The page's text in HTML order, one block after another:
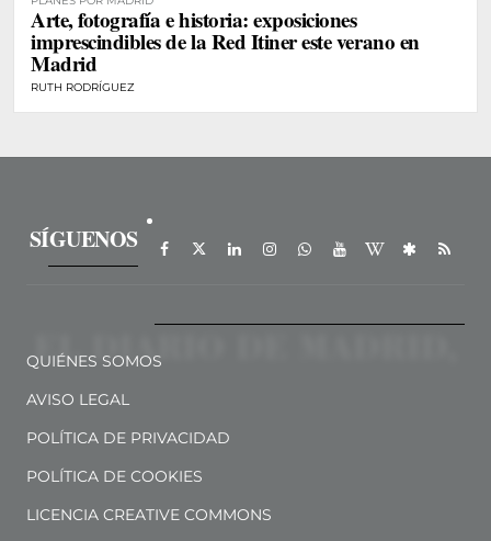
Arte, fotografía e historia: exposiciones
imprescindibles de la Red Itiner este verano en
Madrid
RUTH RODRÍGUEZ
SÍGUENOS
QUIÉNES SOMOS
AVISO LEGAL
POLÍTICA DE PRIVACIDAD
POLÍTICA DE COOKIES
LICENCIA CREATIVE COMMONS